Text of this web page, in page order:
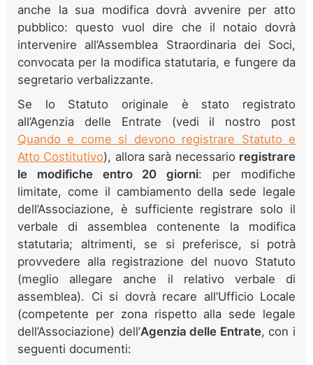
anche la sua modifica dovrà avvenire per atto
pubblico: questo vuol dire che il notaio dovrà
intervenire all’Assemblea Straordinaria dei Soci,
convocata per la modifica statutaria, e fungere da
segretario verbalizzante.
Se lo Statuto originale è stato registrato
all’Agenzia delle Entrate (vedi il nostro post
Quando e come si devono registrare Statuto e
Atto Costitutivo), allora sarà necessario registrare
le modifiche entro 20 giorni: per modifiche
limitate, come il cambiamento della sede legale
dell’Associazione, è sufficiente registrare solo il
verbale di assemblea contenente la modifica
statutaria; altrimenti, se si preferisce, si potrà
provvedere alla registrazione del nuovo Statuto
(meglio allegare anche il relativo verbale di
assemblea). Ci si dovrà recare all’Ufficio Locale
(competente per zona rispetto alla sede legale
dell’Associazione) dell’Agenzia delle Entrate, con i
seguenti documenti: